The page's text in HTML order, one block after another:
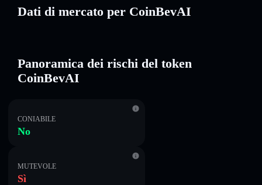
Dati di mercato per CoinBevAI
Panoramica dei rischi del token
CoinBevAI
CONIABILE
No
MUTEVOLE
Sì